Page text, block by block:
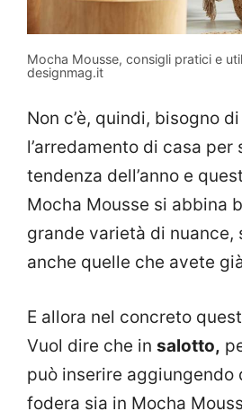
Mocha Mousse, consigli pratici e
designmag.it
Non c’è, quindi, bisogno
l’arredamento di casa per
tendenza dell’anno e
Mocha Mousse si abbina
grande varietà di nuance,
anche quelle che avete
E allora nel concreto
Vuol dire che in salotto,
può inserire aggiungendo
fodera sia in Mocha